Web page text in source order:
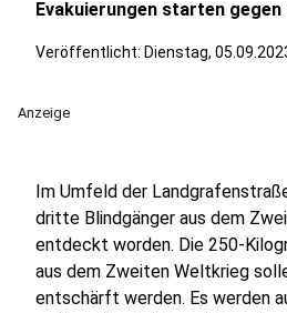
Evakuierungen starten gegen
Veröffentlicht: Dienstag,
Anzeige
Im Umfeld der
dritte Blindgänger aus dem
entdeckt worden. Die 250-
aus dem Zweiten Weltkrieg
entschärft werden. Es werden